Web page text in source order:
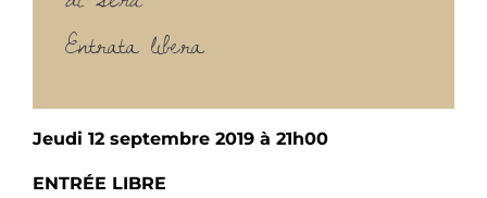
Entrata libera
Jeudi 12 septembre 2019 à 21h00
ENTRÉE LIBRE